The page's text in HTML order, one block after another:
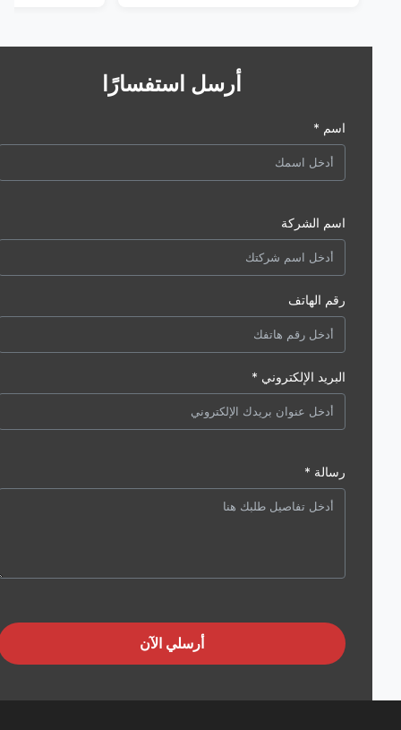
أرسل استفسارًا
اسم *
اسم الشركة
رقم الهاتف
البريد الإلكتروني *
رسالة *
أرسلي الآن